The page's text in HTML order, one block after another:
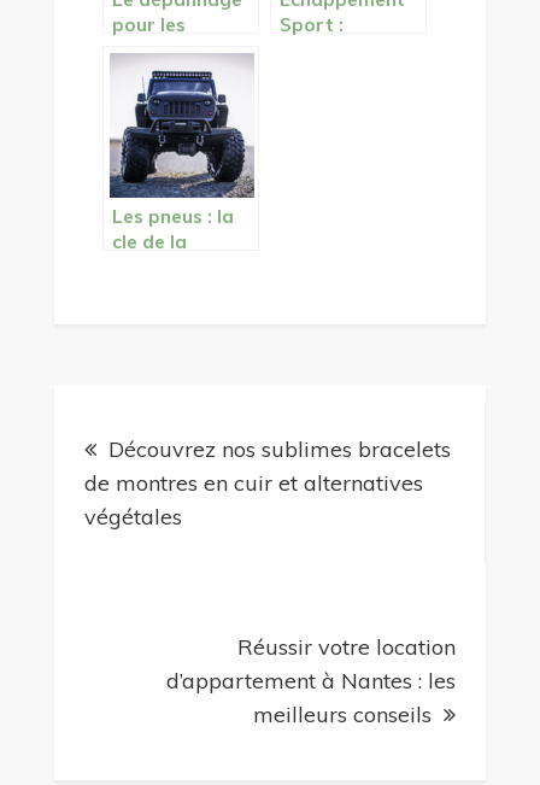
pour les
problèmes sur
vos véhicules.
Sport :
Les pneus : la
cle de la
de
l’article
Découvrez nos sublimes bracelets
de montres en cuir et alternatives
végétales
Réussir votre location
d’appartement à Nantes : les
meilleurs conseils